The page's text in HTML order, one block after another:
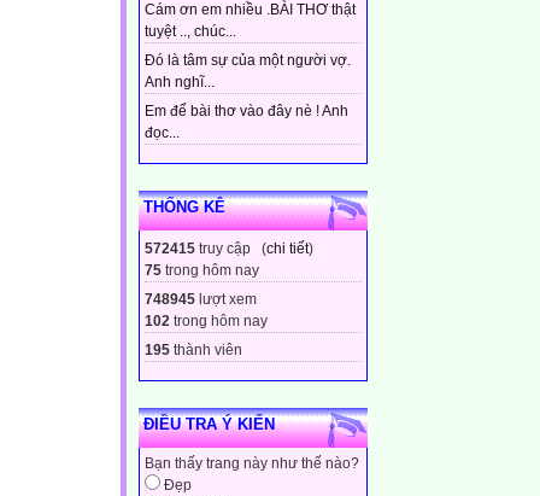
Cám ơn em nhiều .BÀI THƠ thật
tuyệt .., chúc...
Đó là tâm sự của một người vợ.
Anh nghĩ...
Em để bài thơ vào đây nè ! Anh
đọc...
THỐNG KÊ
572415 truy cập (chi tiết)
75 trong hôm nay
748945 lượt xem
102 trong hôm nay
195 thành viên
ĐIỀU TRA Ý KIẾN
Bạn thấy trang này như thế nào?
Đẹp